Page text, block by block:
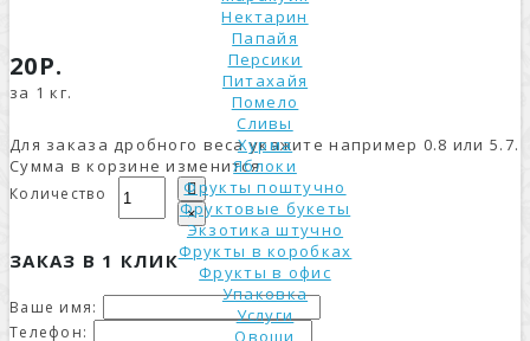
Нектарин
Папайя
Персики
Питахайя
Помело
Сливы
Хурма
Яблоки
Фрукты поштучно
Фруктовые букеты
Экзотика штучно
Фрукты в коробках
Фрукты в офис
Упаковка
Услуги
Овощи
20Р.
за 1 кг.
Для заказа дробного веса укажите например 0.8 или 5.7.
Сумма в корзине изменится.
Количество
×
ЗАКАЗ В 1 КЛИК
Ваше имя:
Телефон: